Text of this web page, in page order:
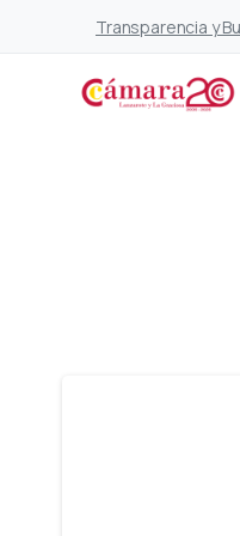
Transparencia y